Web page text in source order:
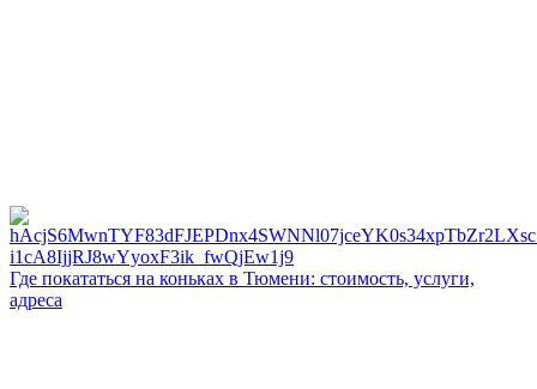
Где покататься на коньках в Тюмени: стоимость, услуги,
адреса